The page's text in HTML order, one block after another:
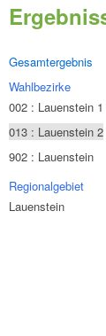
Gesamtergebnis
Wahlbezirke
002 : Lauenstein 1
013 : Lauenstein 2
902 : Lauenstein
Regionalgebiet
Lauenstein